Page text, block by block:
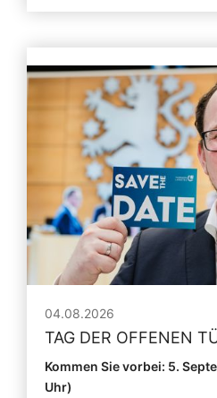
04.08.2026
TAG DER OFFENEN
Kommen Sie vorbei: 5.
Uhr)